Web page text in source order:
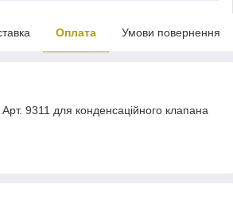
Оплата Умови повернення
9311 для конденсаційного клапана